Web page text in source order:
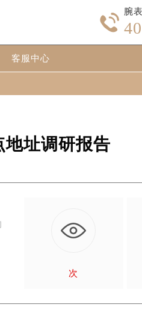

腕
客服中心
地址调研报告
次